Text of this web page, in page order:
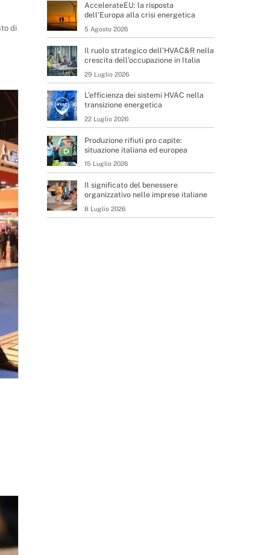
di
AccelerateEU: la risposta
dell’Europa alla crisi energetica
5 Agosto 2026
Il ruolo strategico dell’HVAC&R nella
crescita dell’occupazione in Italia
29 Luglio 2026
L’efficienza dei sistemi HVAC nella
transizione energetica
22 Luglio 2026
Produzione rifiuti pro capite:
situazione italiana ed europea
15 Luglio 2026
Il significato del benessere
organizzativo nelle imprese italiane
8 Luglio 2026